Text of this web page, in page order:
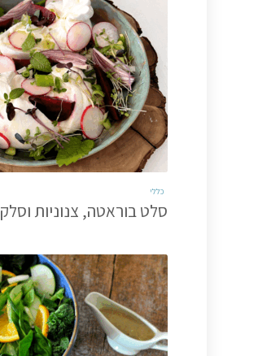
כללי
סלט בוראטה, צנוניות וסלק